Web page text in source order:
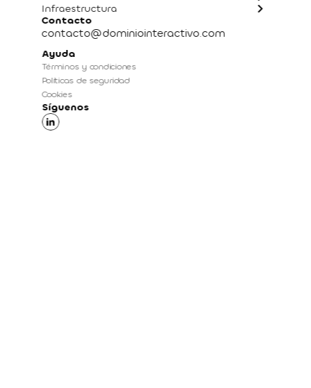
Infraestructura
Contacto
contacto@dominiointeractivo.com
Ayuda
Términos y condiciones
Políticas de seguridad
Cookies
Síguenos